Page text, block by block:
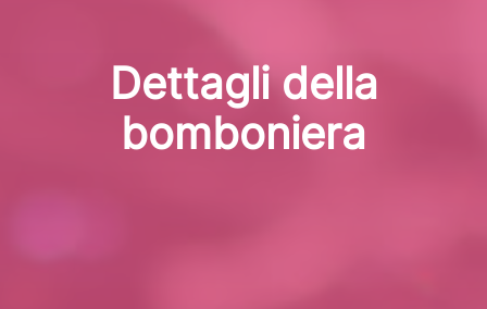
Dettagli della
bomboniera